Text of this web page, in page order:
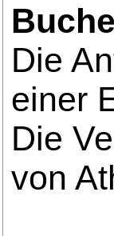
Die
einer
Die
von